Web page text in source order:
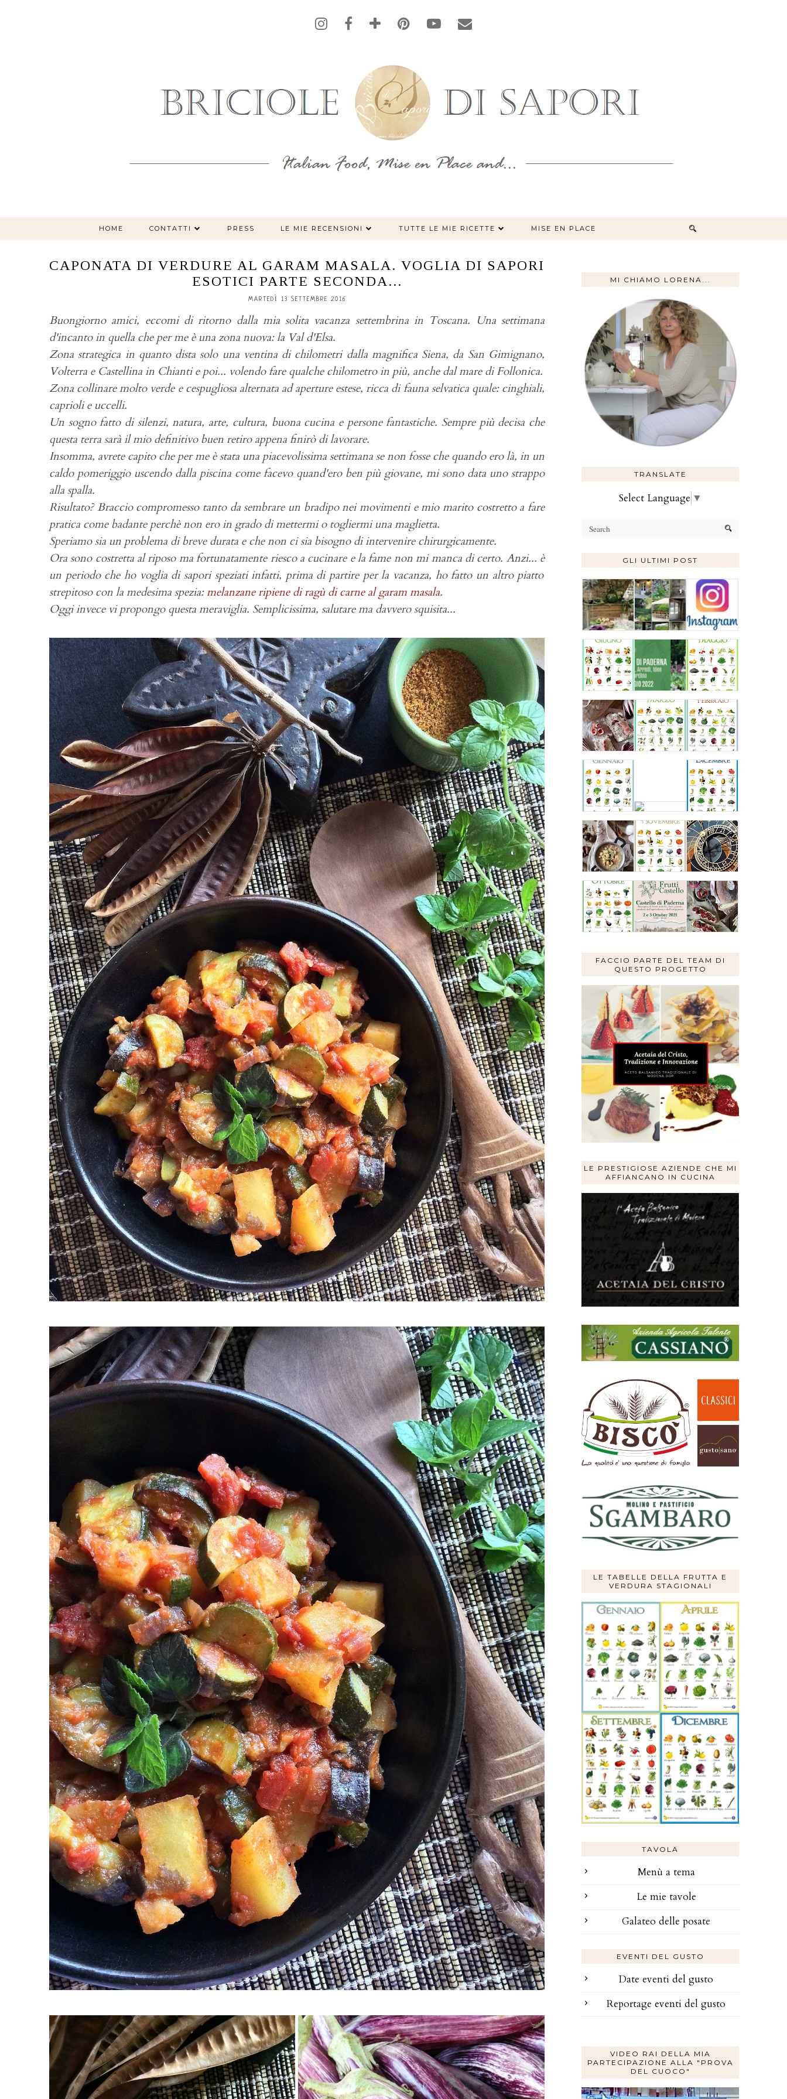
HOME CONTATTI PRESS LE MIE RECENSIONI TUTTE LE MIE RICETTE MISE EN PLACE
CAPONATA DI VERDURE AL GARAM MASALA. VOGLIA DI SAPORI
ESOTICI PARTE SECONDA...
MARTEDÌ 13 SETTEMBRE 2016
Buongiorno amici, eccomi di ritorno dalla mia solita vacanza settembrina in Toscana. Una settimana
d'incanto in quella che per me è una zona nuova: la Val d'Elsa.
Zona strategica in quanto dista solo una ventina di chilometri dalla magnifica Siena, da San Gimignano,
Volterra e Castellina in Chianti e poi... volendo fare qualche chilometro in più, anche dal mare di Follonica.
Zona collinare molto verde e cespugliosa alternata ad aperture estese, ricca di fauna selvatica quale: cinghiali,
caprioli e uccelli.
Un sogno fatto di silenzi, natura, arte, cultura, buona cucina e persone fantastiche. Sempre più decisa che
questa terra sarà il mio definitivo buen retiro appena finirò di lavorare.
Insomma, avrete capito che per me è stata una piacevolissima settimana se non fosse che quando ero là, in un
caldo pomeriggio uscendo dalla piscina come facevo quand'ero ben più giovane, mi sono data uno strappo
alla spalla.
Risultato? Braccio compromesso tanto da sembrare un bradipo nei movimenti e mio marito costretto a fare
pratica come badante perchè non ero in grado di mettermi o togliermi una maglietta.
Speriamo sia un problema di breve durata e che non ci sia bisogno di intervenire chirurgicamente.
Ora sono costretta al riposo ma fortunatamente riesco a cucinare e la fame non mi manca di certo. Anzi... è
un periodo che ho voglia di sapori speziati infatti, prima di partire per la vacanza, ho fatto un altro piatto
strepitoso con la medesima spezia:melanzane ripiene di ragù di carne al garam masala.
Oggi invece vi propongo questa meraviglia. Semplicissima, salutare ma davvero squisita...
MI CHIAMO LORENA...
TRANSLATE
Select Language ▼
GLI ULTIMI POST
FACCIO PARTE DEL TEAM DI
QUESTO PROGETTO
LE PRESTIGIOSE AZIENDE CHE MI
AFFIANCANO IN CUCINA
LE TABELLE DELLA FRUTTA E
VERDURA STAGIONALI
TAVOLA
Menù a tema
Le mie tavole
Galateo delle posate
EVENTI DEL GUSTO
Date eventi del gusto
Reportage eventi del gusto
VIDEO RAI DELLA MIA
PARTECIPAZIONE ALLA "PROVA
DEL CUOCO"